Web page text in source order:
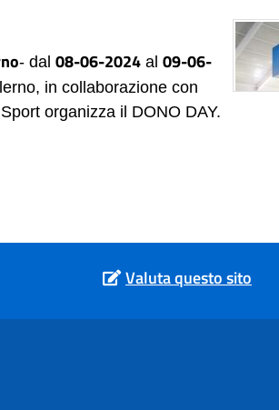
- dal 08-06-2024 al 09-06-
in collaborazione con
organizza il DONO DAY.
Valuta questo sito